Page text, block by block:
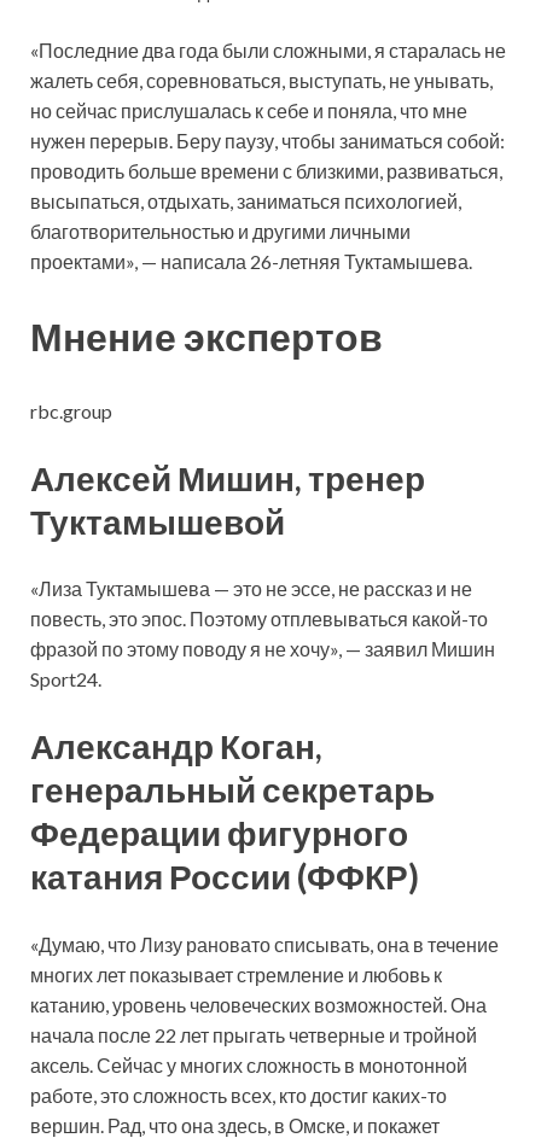
«Последние два года были сложными, я старалась не
жалеть себя, соревноваться, выступать, не унывать,
но сейчас прислушалась к себе и поняла, что мне
нужен перерыв. Беру паузу, чтобы заниматься собой:
проводить больше времени с близкими, развиваться,
высыпаться, отдыхать, заниматься психологией,
благотворительностью и другими личными
проектами», — написала 26-летняя Туктамышева.
Мнение экспертов
rbc.group
Алексей Мишин, тренер
Туктамышевой
«Лиза Туктамышева — это не эссе, не рассказ и не
повесть, это эпос. Поэтому отплевываться какой-то
фразой по этому поводу я не хочу», — заявил Мишин
Sport24.
Александр Коган,
генеральный секретарь
Федерации фигурного
катания России (ФФКР)
«Думаю, что Лизу рановато списывать, она в течение
многих лет показывает стремление и любовь к
катанию, уровень человеческих возможностей. Она
начала после 22 лет прыгать четверные и тройной
аксель. Сейчас у многих сложность в монотонной
работе, это сложность всех, кто достиг каких-то
вершин. Рад, что она здесь, в Омске, и покажет